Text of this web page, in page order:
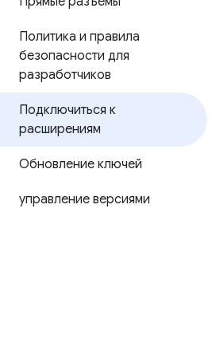
Политика и правила
безопасности для
разработчиков
Подключиться к
расширениям
Обновление ключей
управление версиями